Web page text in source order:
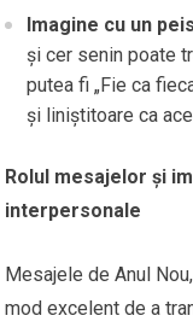
Imagine cu un
și cer senin poate
putea fi „Fie ca
și liniștitoare ca
Rolul mesajelor și
interpersonale
Mesajele de Anul
mod excelent de a